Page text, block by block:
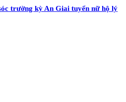
trường kỳ An Giai tuyển nữ hộ lý